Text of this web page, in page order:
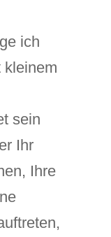
ich
kleinem
sein
Ihr
Ihre